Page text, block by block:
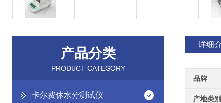
产品分类
PRODUCT CATEGORY
卡尔费休水分测试仪
详细
品牌
产地类别